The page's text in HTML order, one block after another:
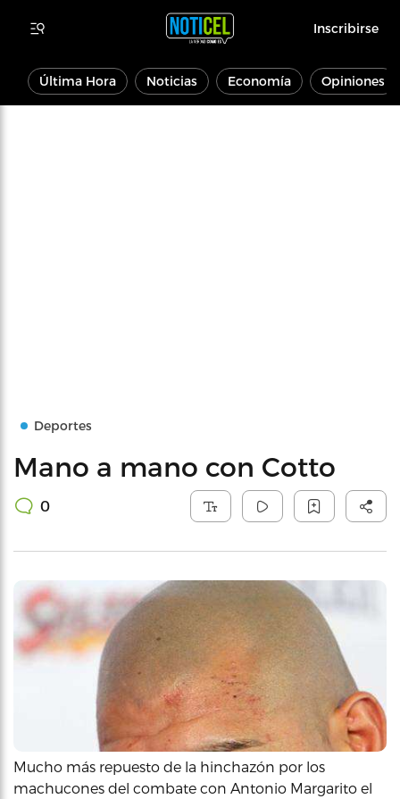
Inscribirse
Última Hora Noticias Economía Opiniones
Deportes
Mano a mano con Cotto
0
Mucho más repuesto de la hinchazón por los
machucones del combate con Antonio Margarito el